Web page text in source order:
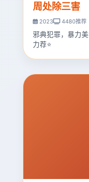
周处除三害
2023 4480推荐
邪典犯罪，暴力
力荐⭐